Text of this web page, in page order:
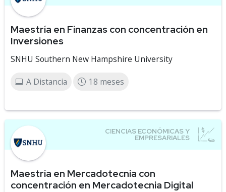
Maestría en Finanzas con concentración en
Inversiones
SNHU Southern New Hampshire University
A Distancia 18 meses
Maestría en Mercadotecnia con
concentración en Mercadotecnia Digital